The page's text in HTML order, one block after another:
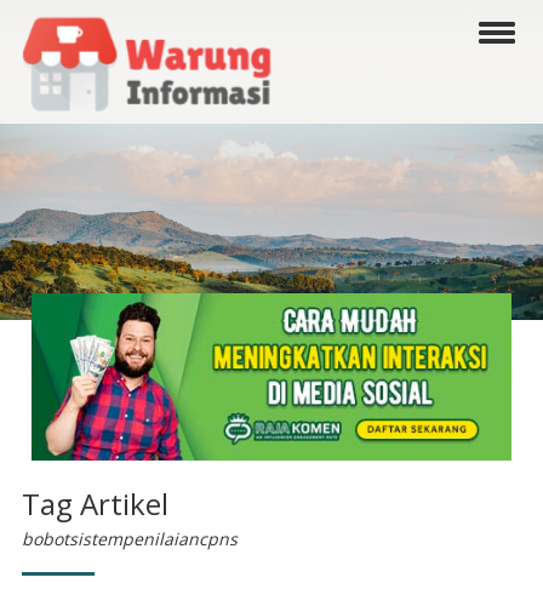
Tag Artikel
bobotsistempenilaiancpns